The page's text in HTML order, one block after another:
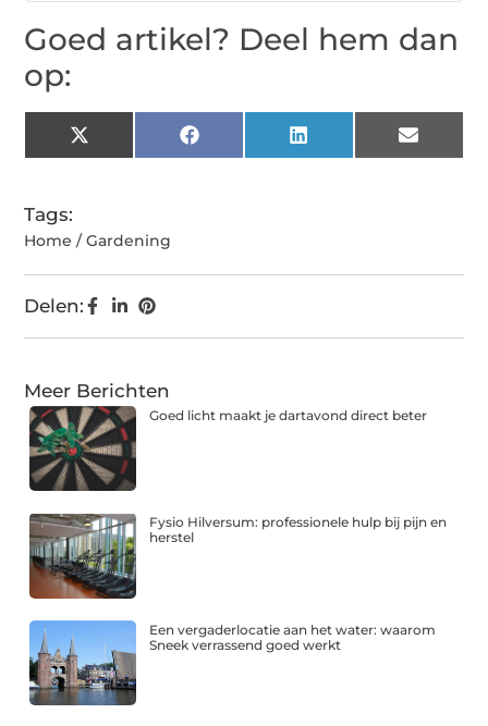
Goed artikel? Deel hem dan
op:
X
(Twitter)
Facebook LinkedIn Email
Tags:
Home / Gardening
Delen:
Meer Berichten
Goed licht maakt je dartavond direct beter
Fysio Hilversum: professionele hulp bij pijn en
herstel
Een vergaderlocatie aan het water: waarom
Sneek verrassend goed werkt